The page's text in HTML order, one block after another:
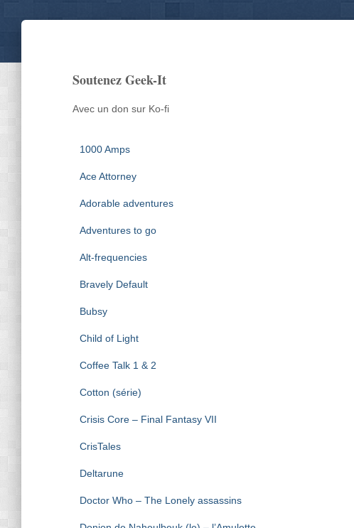
Soutenez Geek-It
Avec un don sur Ko-fi
1000 Amps
Ace Attorney
Adorable adventures
Adventures to go
Alt-frequencies
Bravely Default
Bubsy
Child of Light
Coffee Talk 1 & 2
Cotton (série)
Crisis Core – Final Fantasy VII
CrisTales
Deltarune
Doctor Who – The Lonely assassins